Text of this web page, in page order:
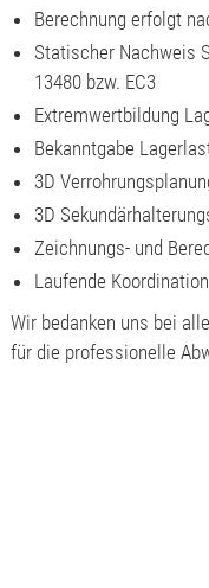
Berechnung erfolgt
Statischer Nachweis
13480 bzw. EC3
Extremwertbildung
Bekanntgabe
3D
3D
Zeichnungs- und
Laufende
Wir bedanken uns bei
für die professionelle